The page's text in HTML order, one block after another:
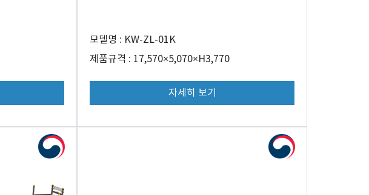
모델명 : KW-ZL-01K
제품규격 : 17,570×5,070×H3,770
자세히 보기